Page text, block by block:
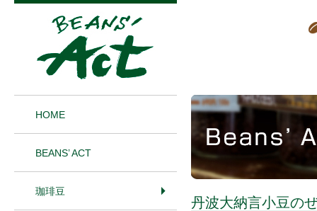
丹波大納言小豆の
HOME
BEANS’ ACT
珈琲豆